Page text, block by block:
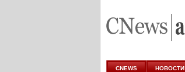
аналитике
CNEWS НОВОСТИ